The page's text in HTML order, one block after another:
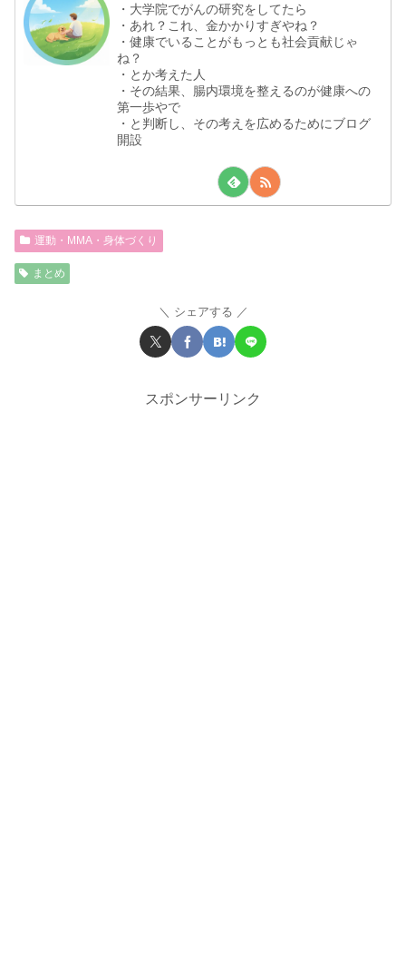
・大学院でがんの研究をしてたら
・あれ？これ、金かかりすぎやね？
・健康でいることがもっとも社会貢献じゃ
ね？
・とか考えた人
・その結果、腸内環境を整えるのが健康への
第一歩やで
・と判断し、その考えを広めるためにブログ
開設
運動・MMA・身体づくり
まとめ
シェアする
スポンサーリンク